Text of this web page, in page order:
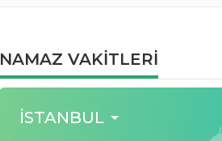
NAMAZ VAKİTLERİ
İSTANBUL